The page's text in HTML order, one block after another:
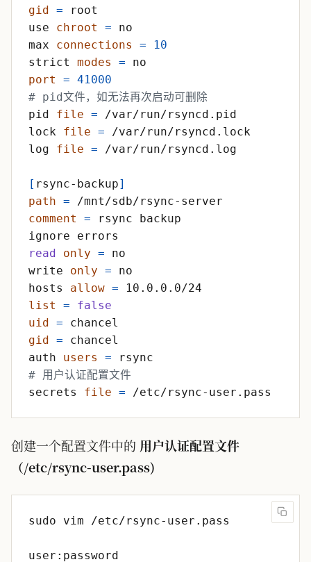
gid =
use chroot =
max connections =
10
strict modes =
port
= 41000
# pid文件，如无法再次启动可删除
pid file =
lock file =
log file =
[ rsync-backup]
path =
comment
=
read
only =
write only =
hosts allow =
list
=
false
uid =
gid =
auth users =
# 用户认证配置文件
secrets file =
创建一个配置文件中的 用户认证配置文件
（/etc/rsync-user.pass)